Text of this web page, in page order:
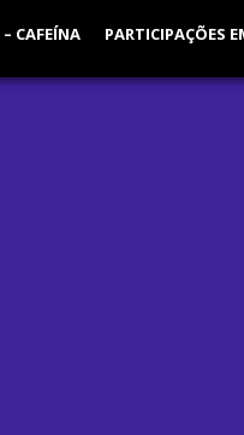
CAFEÍNA PARTICIPAÇÕES